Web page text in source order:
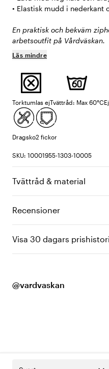
• Elastisk mudd i nederkant
En praktisk och bekväm
arbetsoutfit på Vårdväskan.
Läs mindre
Torktumlas ejTvättråd: Max 60°C
Dragsko2 fickor
SKU: 10001955-1303-10005
Tvättråd & material
Recensioner
Visa 30 dagars
@vardvaskan